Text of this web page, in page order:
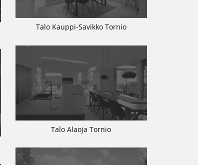
Talo Kauppi-Savikko Tornio
Talo Alaoja Tornio